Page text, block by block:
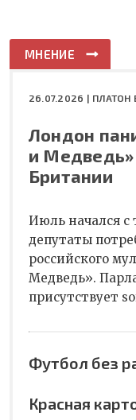
МНЕНИЕ
26.07.2026 | ПЛАТОН
Лондон
и Медведь»
Британии
Июль начался с
депутаты
российского
Медведь».
присутствует
Футбол без
Красная